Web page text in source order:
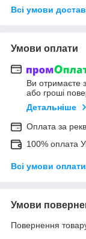
Всі умови
Умови оплати
Ви отримаєте
або гроші
Детальніше
Оплата за
100% оплата
Всі умови оплати
Умови
Повернення